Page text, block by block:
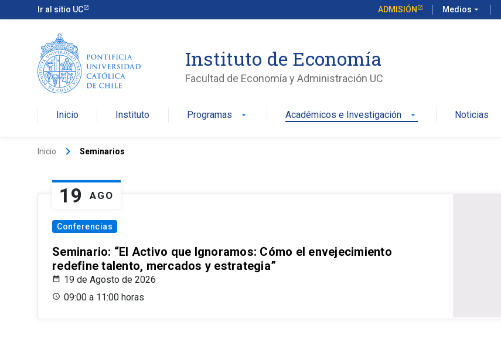
Ir al sitio UC ADMISIÓN Medios arrow_drop_down
Instituto de Economía
Facultad de Economía y Administración UC
Inicio Instituto Programas arrow_drop_down Académicos e Investigación arrow_drop_down Noticias
Inicio keyboard_arrow_right Seminarios
19 AGO
Conferencias
Seminario: “El Activo que Ignoramos: Cómo el envejecimiento
redefine talento, mercados y estrategia”
19 de Agosto de 2026
09:00 a 11:00 horas